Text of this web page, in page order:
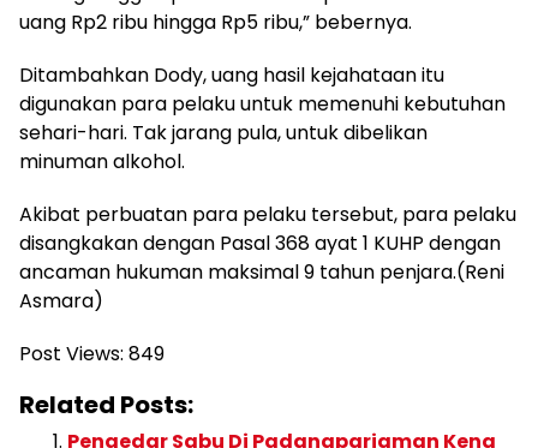
uang Rp2 ribu hingga Rp5 ribu,” bebernya.
Ditambahkan Dody, uang hasil kejahataan itu
digunakan para pelaku untuk memenuhi kebutuhan
sehari-hari. Tak jarang pula, untuk dibelikan
minuman alkohol.
Akibat perbuatan para pelaku tersebut, para pelaku
disangkakan dengan Pasal 368 ayat 1 KUHP dengan
ancaman hukuman maksimal 9 tahun penjara.(Reni
Asmara)
Post Views: 849
Related Posts:
Pengedar Sabu Di Padangpariaman Kena